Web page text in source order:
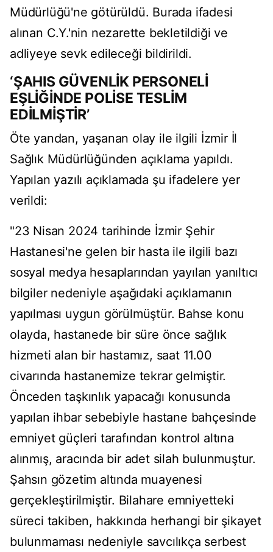
Müdürlüğü'ne götürüldü. Burada ifadesi
alınan C.Y.'nin nezarette bekletildiği ve
adliyeye sevk edileceği bildirildi.
‘ŞAHIS GÜVENLİK PERSONELİ
EŞLİĞİNDE POLİSE TESLİM
EDİLMİŞTİR’
Öte yandan, yaşanan olay ile ilgili İzmir İl
Sağlık Müdürlüğünden açıklama yapıldı.
Yapılan yazılı açıklamada şu ifadelere yer
verildi:
"23 Nisan 2024 tarihinde İzmir Şehir
Hastanesi'ne gelen bir hasta ile ilgili bazı
sosyal medya hesaplarından yayılan yanıltıcı
bilgiler nedeniyle aşağıdaki açıklamanın
yapılması uygun görülmüştür. Bahse konu
olayda, hastanede bir süre önce sağlık
hizmeti alan bir hastamız, saat 11.00
civarında hastanemize tekrar gelmiştir.
Önceden taşkınlık yapacağı konusunda
yapılan ihbar sebebiyle hastane bahçesinde
emniyet güçleri tarafından kontrol altına
alınmış, aracında bir adet silah bulunmuştur.
Şahsın gözetim altında muayenesi
gerçekleştirilmiştir. Bilahare emniyetteki
süreci takiben, hakkında herhangi bir şikayet
bulunmaması nedeniyle savcılıkça serbest